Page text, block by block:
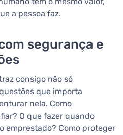
a pessoa faz.
segurança e
consigo não só
que importa
nela. Como
O que fazer quando
emprestado? Como proteger